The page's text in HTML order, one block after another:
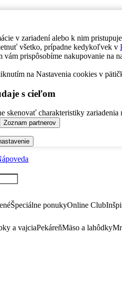
v zariadení alebo k nim
všetko, prípadne kedykoľvek v
prispôsobíme nakupovanie na
na Nastavenia cookies v
s cieľom
skenovať charakteristiky
Zoznam partnerov
Špeciálne ponukyOnline Club
a vajciaPekáreňMäso a lahôdky